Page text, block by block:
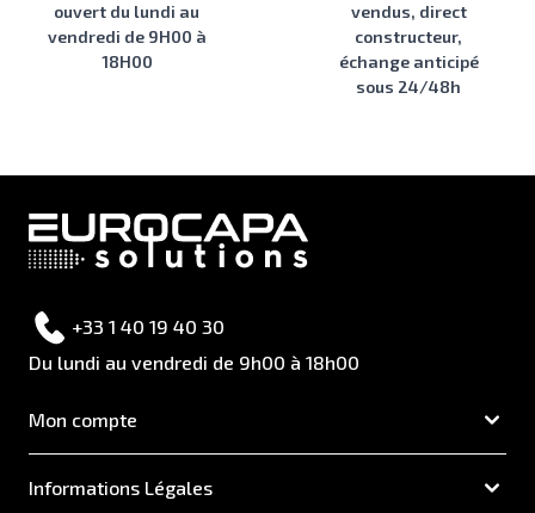
ouvert du lundi au
vendredi de 9H00 à
18H00
vendus, direct
constructeur,
échange anticipé
sous 24/48h
+33 1 40 19 40 30
Du lundi au vendredi de 9h00 à 18h00
Mon compte
Informations Légales